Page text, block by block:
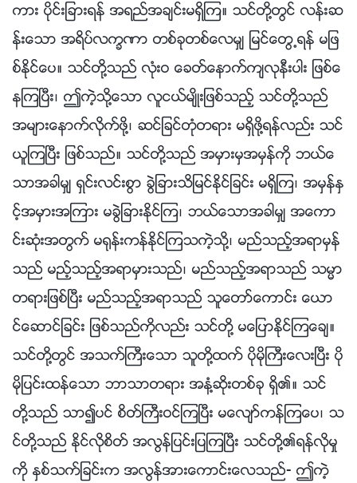
ကား ပိုင္းျခားရန္ အရည္အခ်င္းမရွိၾက။ သင္တို႔တြင္ လန္းဆ
န္းေသာ အရိပ္လကၡဏာ တစ္ခုတစ္ေလမွ် ျမင္ေတြ႕ရန္ မျဖ
စ္ႏိုင္ေပ။ သင္တို႔သည္ လုံးဝ ေခတ္ေနာက္က်လုနီးပါး ျဖစ္ေ
နၾကၿပီး၊ ဤကဲ့သို႔ေသာ လူငယ္မ်ိဳးျဖစ္သည့္ သင္တို႔သည္
အမ်ားေနာက္လိုက္ဖို႔၊ ဆင္ျခင္တုံတရား မရွိဖို႔ရန္လည္း သင္
ယူၾကၿပီး ျဖစ္သည္။ သင္တို႔သည္ အမွားမွအမွန္ကို ဘယ္ေ
သာအခါမွ် ရွင္းလင္းစြာ ခြဲျခားသိျမင္ႏိုင္ျခင္း မရွိၾက၊ အမွန္ႏွ
င့္အမွားအၾကား မခြဲျခားႏိုင္ၾက၊ ဘယ္ေသာအခါမွ် အေကာ
င္းဆုံးအတြက္ မ႐ုန္းကန္ႏိုင္ၾကသကဲ့သို႔၊ မည္သည့္အရာမွန္
သည္ မည့္သည့္အရာမွားသည္၊ မည္သည့္အရာသည္ သမၼာ
တရားျဖစ္ၿပီး မည္သည့္အရာသည္ သူေတာ္ေကာင္း ေယာ
င္ေဆာင္ျခင္း ျဖစ္သည္ကိုလည္း သင္တို႔ မေျပာႏိုင္ၾကေခ်။
သင္တို႔တြင္ အသက္ႀကီးေသာ သူတို႔ထက္ ပိုမိုႀကီးေလးၿပီး ပို
မိုျပင္းထန္ေသာ ဘာသာတရား အနံ႔ဆိုးတစ္ခု ရွိ၏။ သင္
တို႔သည္ သာ၍ပင္ စိတ္ႀကီးဝင္ၾကၿပီး မေလ်ာ္ကန္ၾကေပ၊ သ
င္တို႔သည္ ႏိုင္လိုစိတ္ အလြန္ျပင္းျပၾကၿပီး သင္တို႔၏ရန္လိုမႈ
ကို ႏွစ္သက္ျခင္းက အလြန္အားေကာင္းေလသည္- ဤကဲ့